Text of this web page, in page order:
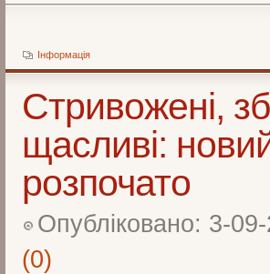
Інформація
Стривожені,
щасливі:
розпочато
Опубліковано: 3-
(0)